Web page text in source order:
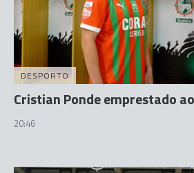
DESPORTO
Cristian Ponde emprestado
20:46